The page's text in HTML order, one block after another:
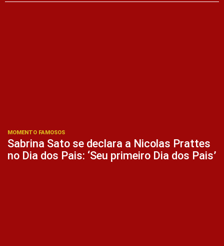
MOMENTO FAMOSOS
Sabrina Sato se declara a Nicolas Prattes
no Dia dos Pais: ‘Seu primeiro Dia dos Pais’